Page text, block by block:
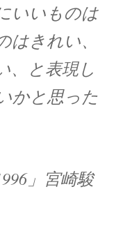
いいものは
きれい、
、と表現し
かと思った
」宮崎駿